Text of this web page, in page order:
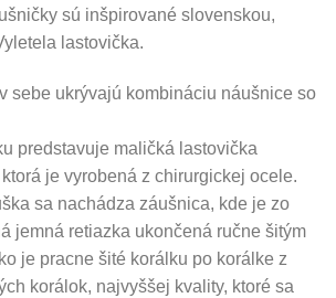
sú inšpirované slovenskou,
lastovička.
sebe ukrývajú kombináciu náušnice so
predstavuje maličká lastovička
je vyrobená z chirurgickej ocele.
sa nachádza záušnica, kde je zo
jemná retiazka ukončená ručne šitým
je pracne šité korálku po korálke z
korálok, najvyššej kvality, ktoré sa